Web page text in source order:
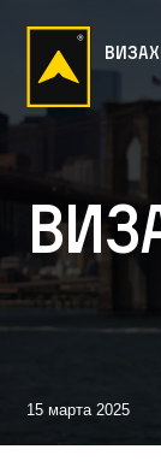
15 марта 2025